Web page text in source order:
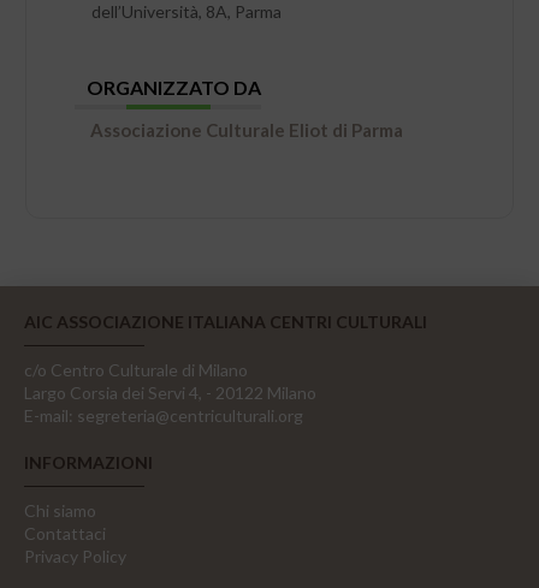
dell’Università, 8A, Parma
ORGANIZZATO DA
Associazione Culturale Eliot di Parma
AIC ASSOCIAZIONE ITALIANA CENTRI CULTURALI
c/o Centro Culturale di Milano
Largo Corsia dei Servi 4, - 20122 Milano
E-mail: segreteria@centriculturali.org
INFORMAZIONI
Chi siamo
Contattaci
Privacy Policy